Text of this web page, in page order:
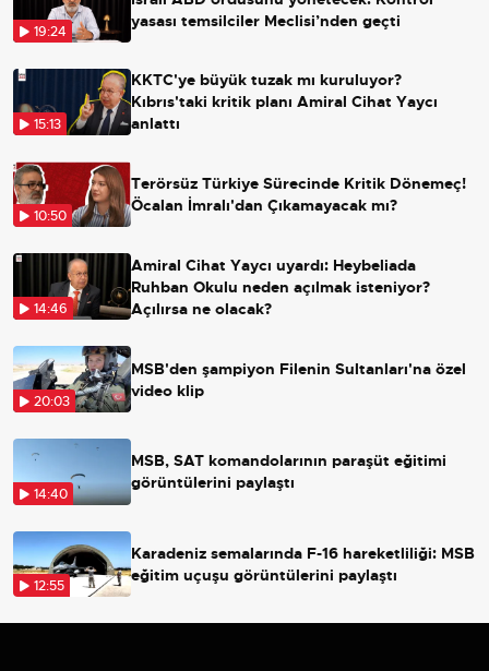
19:24
yasası temsilciler Meclisi’nden geçti
15:13
KKTC'ye büyük tuzak mı kuruluyor?
Kıbrıs'taki kritik planı Amiral Cihat Yaycı
anlattı
10:50
Terörsüz Türkiye Sürecinde Kritik Dönemeç!
Öcalan İmralı'dan Çıkamayacak mı?
14:46
Amiral Cihat Yaycı uyardı: Heybeliada
Ruhban Okulu neden açılmak isteniyor?
Açılırsa ne olacak?
20:03
MSB'den şampiyon Filenin Sultanları'na özel
video klip
14:40
MSB, SAT komandolarının paraşüt eğitimi
görüntülerini paylaştı
12:55
Karadeniz semalarında F-16 hareketliliği: MSB
eğitim uçuşu görüntülerini paylaştı